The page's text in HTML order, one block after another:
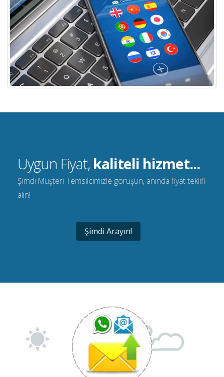
Uygun Fiyat, kaliteli hizmet...
Şimdi Müşteri Temsilcimizle görüşün, anında fiyat teklifi
alın!
Şimdi Arayın!